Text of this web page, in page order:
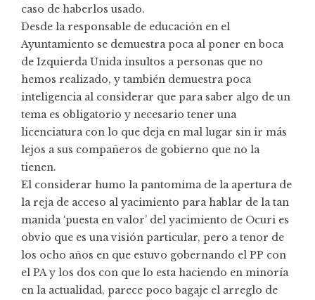
caso de haberlos usado.
Desde la responsable de educación en el
Ayuntamiento se demuestra poca al poner en boca
de Izquierda Unida insultos a personas que no
hemos realizado, y también demuestra poca
inteligencia al considerar que para saber algo de un
tema es obligatorio y necesario tener una
licenciatura con lo que deja en mal lugar sin ir más
lejos a sus compañeros de gobierno que no la
tienen.
El considerar humo la pantomima de la apertura de
la reja de acceso al yacimiento para hablar de la tan
manida ‘puesta en valor’ del yacimiento de Ocuri es
obvio que es una visión particular, pero a tenor de
los ocho años en que estuvo gobernando el PP con
el PA y los dos con que lo esta haciendo en minoría
en la actualidad, parece poco bagaje el arreglo de